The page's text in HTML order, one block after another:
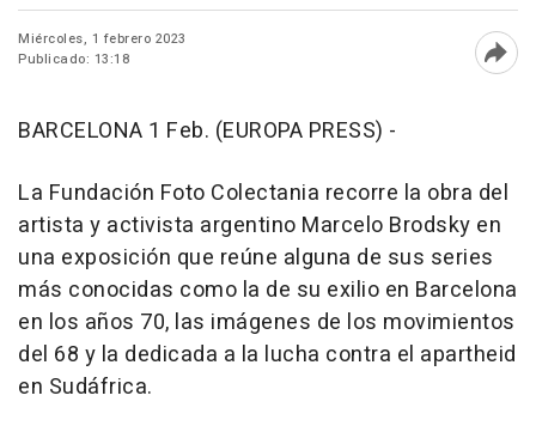
Miércoles, 1 febrero 2023
Publicado: 13:18
BARCELONA 1 Feb. (EUROPA PRESS) -
La Fundación Foto Colectania recorre la obra del
artista y activista argentino Marcelo Brodsky en
una exposición que reúne alguna de sus series
más conocidas como la de su exilio en Barcelona
en los años 70, las imágenes de los movimientos
del 68 y la dedicada a la lucha contra el apartheid
en Sudáfrica.